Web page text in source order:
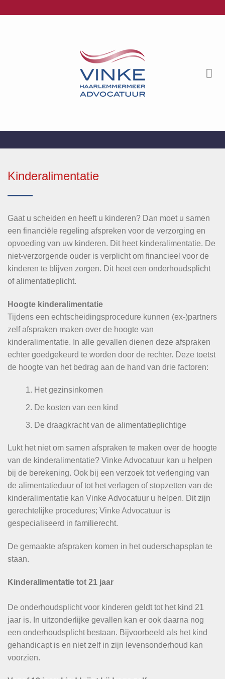
Kinderalimentatie
Gaat u scheiden en heeft u kinderen? Dan moet u samen
een financiële regeling afspreken voor de verzorging en
opvoeding van uw kinderen. Dit heet kinderalimentatie. De
niet-verzorgende ouder is verplicht om financieel voor de
kinderen te blijven zorgen. Dit heet een onderhoudsplicht
of alimentatieplicht.
Hoogte kinderalimentatie
Tijdens een echtscheidingsprocedure kunnen (ex-)partners
zelf afspraken maken over de hoogte van
kinderalimentatie. In alle gevallen dienen deze afspraken
echter goedgekeurd te worden door de rechter. Deze toetst
de hoogte van het bedrag aan de hand van drie factoren:
Het gezinsinkomen
De kosten van een kind
De draagkracht van de alimentatieplichtige
Lukt het niet om samen afspraken te maken over de hoogte
van de kinderalimentatie? Vinke Advocatuur kan u helpen
bij de berekening. Ook bij een verzoek tot verlenging van
de alimentatieduur of tot het verlagen of stopzetten van de
kinderalimentatie kan Vinke Advocatuur u helpen. Dit zijn
gerechtelijke procedures; Vinke Advocatuur is
gespecialiseerd in familierecht.
De gemaakte afspraken komen in het ouderschapsplan te
staan.
Kinderalimentatie tot 21 jaar
De onderhoudsplicht voor kinderen geldt tot het kind 21
jaar is. In uitzonderlijke gevallen kan er ook daarna nog
een onderhoudsplicht bestaan. Bijvoorbeeld als het kind
gehandicapt is en niet zelf in zijn levensonderhoud kan
voorzien.